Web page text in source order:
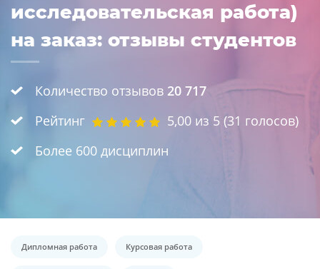
исследовательская работа)
на заказ: отзывы студентов
Количество отзывов 20 717
Рейтинг
5,00 из 5 (31 голосов)
Более 600 дисциплин
Дипломная работа Курсовая работа